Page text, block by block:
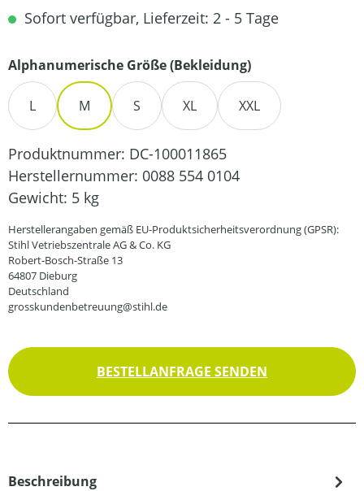
Sofort verfügbar, Lieferzeit: 2 - 5 Tage
Alphanumerische Größe (Bekleidung)auswählen
L M S XL XXL
Produktnummer: DC-100011865
Herstellernummer: 0088 554 0104
Gewicht: 5 kg
Herstellerangaben gemäß EU-Produktsicherheitsverordnung (GPSR):
Stihl Vetriebszentrale AG & Co. KG
Robert-Bosch-Straße 13
64807 Dieburg
Deutschland
grosskundenbetreuung@stihl.de
BESTELLANFRAGE SENDEN
Beschreibung